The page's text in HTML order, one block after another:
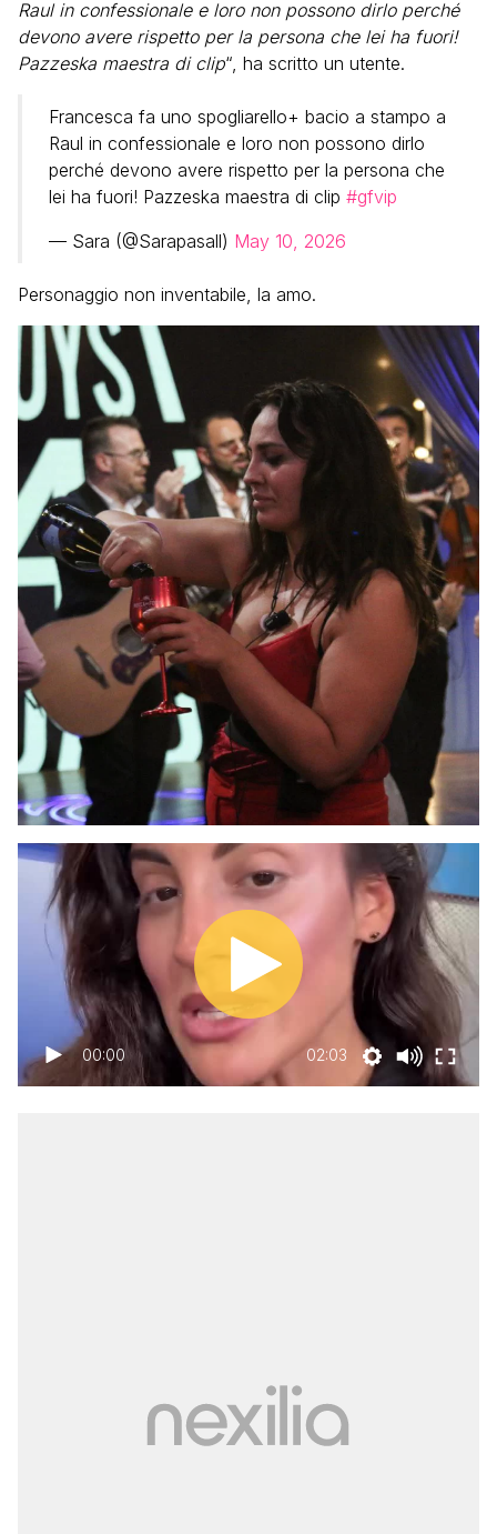
Raul in confessionale e loro non possono dirlo perché
devono avere rispetto per la persona che lei ha fuori!
Pazzeska maestra di clip“, ha scritto un utente.
Francesca fa uno spogliarello+ bacio a stampo a
Raul in confessionale e loro non possono dirlo
perché devono avere rispetto per la persona che
lei ha fuori! Pazzeska maestra di clip #gfvip
— Sara (@Sarapasall) May 10, 2026
Personaggio non inventabile, la amo.
00:00 02:03